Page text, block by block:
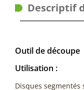
Descriptif
Outil de découpe
Utilisation :
Disques